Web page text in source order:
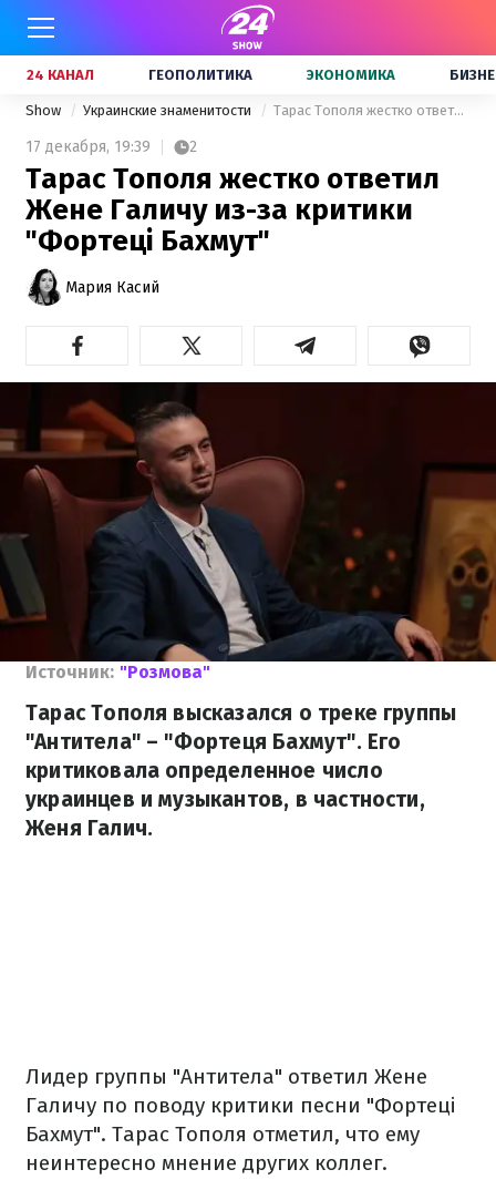
24 КАНАЛ ГЕОПОЛИТИКА ЭКОНОМИКА
Show Украинские знаменитости Тарас Тополя жестко ответил Жене Галичу из-за критики "Фортеці Бахмут"
17 декабря, 19:39 2
Тарас Тополя жестко ответил
Жене Галичу из-за критики
"Фортеці Бахмут"
Мария Касий
Источник: "Розмова"
Тарас Тополя высказался о треке группы
"Антитела" – "Фортеця Бахмут". Его
критиковала определенное число
украинцев и музыкантов, в частности,
Женя Галич.
Лидер группы "Антитела" ответил Жене
Галичу по поводу критики песни "Фортеці
Бахмут". Тарас Тополя отметил, что ему
неинтересно мнение других коллег.